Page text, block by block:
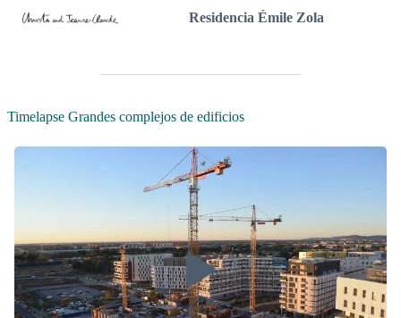
Residencia Émile Zola
Timelapse Grandes complejos de edificios